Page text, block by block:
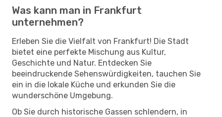
Was kann man in Frankfurt
unternehmen?
Erleben Sie die Vielfalt von Frankfurt! Die Stadt
bietet eine perfekte Mischung aus Kultur,
Geschichte und Natur. Entdecken Sie
beeindruckende Sehenswürdigkeiten, tauchen Sie
ein in die lokale Küche und erkunden Sie die
wunderschöne Umgebung.
Ob Sie durch historische Gassen schlendern, in